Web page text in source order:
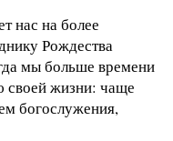
нас на более
Рождества
мы больше времени
своей жизни: чаще
богослужения,